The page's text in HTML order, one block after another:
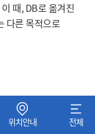
위치안내 전체
때, DB로 옮겨진
다른 목적으로
경과된 경우에는
보의 처리 목적